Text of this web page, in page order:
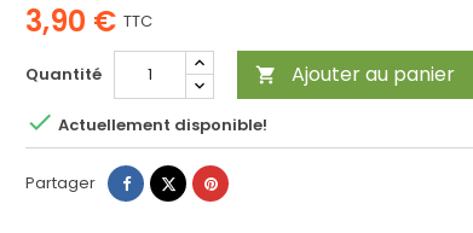
3,90 € TTC
Quantité  Ajouter au panier
 Actuellement disponible!
Partager PartagerTweetPinterest